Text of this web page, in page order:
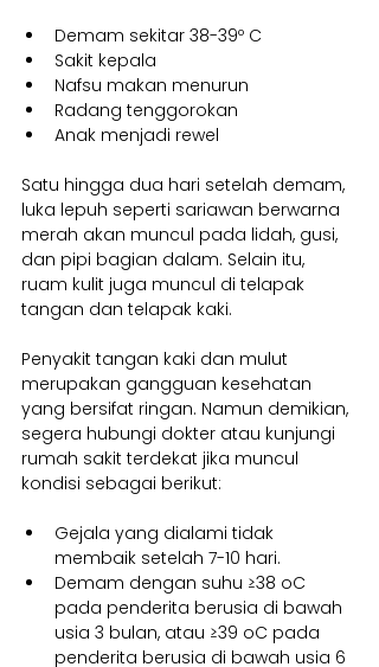
Demam sekitar 38-39º C
Sakit kepala
Nafsu makan menurun
Radang tenggorokan
Anak menjadi rewel
Satu hingga dua hari setelah demam,
luka lepuh seperti sariawan berwarna
merah akan muncul pada lidah, gusi,
dan pipi bagian dalam. Selain itu,
ruam kulit juga muncul di telapak
tangan dan telapak kaki.
Penyakit tangan kaki dan mulut
merupakan gangguan kesehatan
yang bersifat ringan. Namun demikian,
segera hubungi dokter atau kunjungi
rumah sakit terdekat jika muncul
kondisi sebagai berikut:
Gejala yang dialami tidak
membaik setelah 7-10 hari.
Demam dengan suhu ≥38 oC
pada penderita berusia di bawah
usia 3 bulan, atau ≥39 oC pada
penderita berusia di bawah usia 6